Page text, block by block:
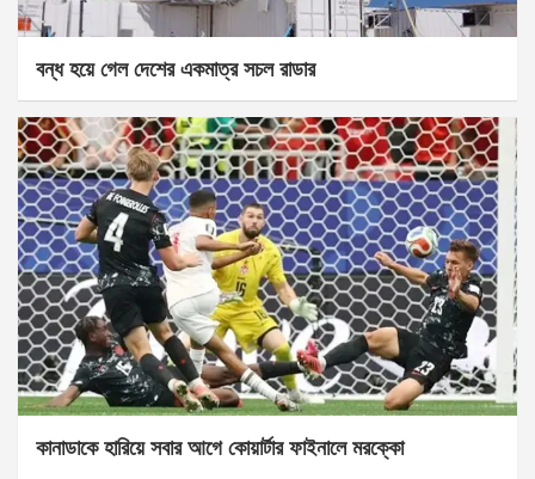
বন্ধ হয়ে গেল দেশের একমাত্র সচল রাডার
কানাডাকে হারিয়ে সবার আগে কোয়ার্টার ফাইনালে মরক্কো